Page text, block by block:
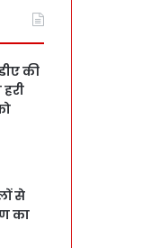
की
से
का